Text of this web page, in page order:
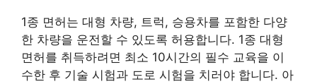
1종 면허는 대형 차량, 트럭, 승용차를 포함한 다양
한 차량을 운전할 수 있도록 허용합니다. 1종 대형
면허를 취득하려면 최소 10시간의 필수 교육을 이
수한 후 기술 시험과 도로 시험을 치러야 합니다. 아